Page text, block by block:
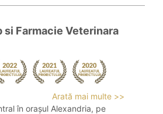
si Farmacie Veterinara
Arată mai multe >>
în orașul Alexandria, pe